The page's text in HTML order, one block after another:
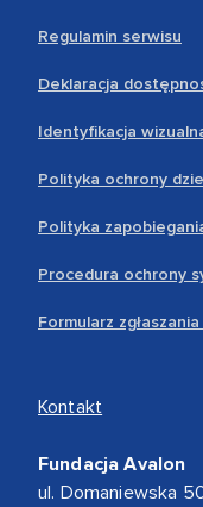
Regulamin serwisu
Deklaracja
Identyfikacja
Polityka ochrony
Polityka
Procedura ochrony
Formularz
Kontakt
Fundacja Avalon
ul. Domaniewska